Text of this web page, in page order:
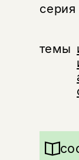
серия
темы